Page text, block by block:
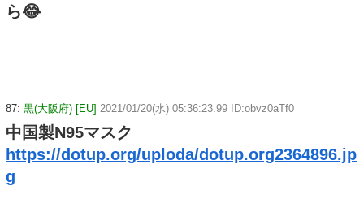
ら😂
87: 黒(大阪府) [EU] 2021/01/20(水) 05:36:23.99 ID:obvz0aTf0
中国製N95マスク
https://dotup.org/uploda/dotup.org2364896.jp
g